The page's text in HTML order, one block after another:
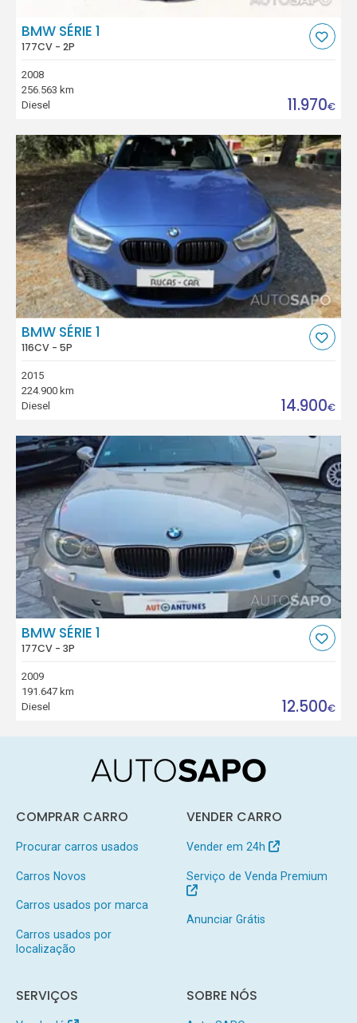
BMW SÉRIE 1
177CV - 2P
2008
256.563 km
Diesel
11.970€
BMW SÉRIE 1
116CV - 5P
2015
224.900 km
Diesel
14.900€
BMW SÉRIE 1
177CV - 3P
2009
191.647 km
Diesel
12.500€
COMPRAR CARRO
Procurar carros usados
Carros Novos
Carros usados por marca
Carros usados por
localização
VENDER CARRO
Vender em 24h
Serviço de Venda Premium
Anunciar Grátis
SERVIÇOS SOBRE NÓS